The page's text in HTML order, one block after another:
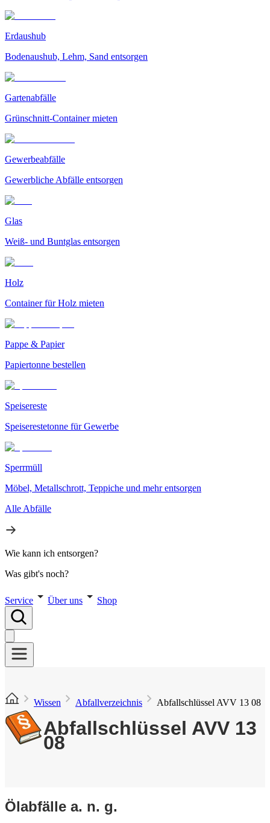
Erdaushub
Bodenaushub, Lehm, Sand entsorgen
Gartenabfälle
Grünschnitt-Container mieten
Gewerbeabfälle
Gewerbliche Abfälle entsorgen
Glas
Weiß- und Buntglas entsorgen
Holz
Container für Holz mieten
Pappe & Papier
Papiertonne bestellen
Speisereste
Speiserestetonne für Gewerbe
Sperrmüll
Möbel, Metallschrott, Teppiche und mehr entsorgen
Alle Abfälle
Wie kann ich entsorgen?
Was gibt's noch?
Service Über uns Shop
Wissen Abfallverzeichnis Abfallschlüssel AVV 13 08
Abfallschlüssel AVV 13
08
Ölabfälle a. n. g.